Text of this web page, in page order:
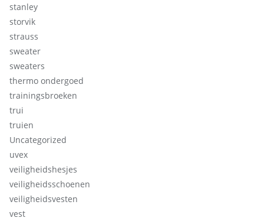
stanley
storvik
strauss
sweater
sweaters
thermo ondergoed
trainingsbroeken
trui
truien
Uncategorized
uvex
veiligheidshesjes
veiligheidsschoenen
veiligheidsvesten
vest